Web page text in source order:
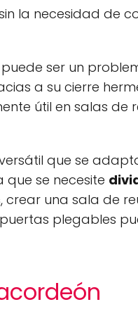
la necesidad de
ser un
a su cierre
útil en salas de
que se
se necesite
, crear una sala de
plegables